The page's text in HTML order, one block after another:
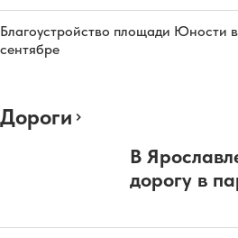
Благоустройство площади Юности
сентябре
Дороги
В
дорогу в